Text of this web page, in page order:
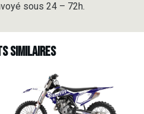
sous 24 – 72h.
similaires